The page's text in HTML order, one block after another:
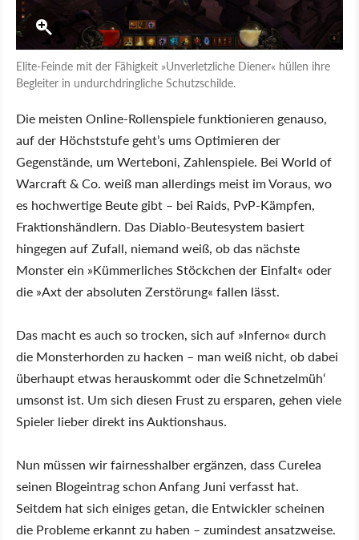
Elite-Feinde mit der Fähigkeit »Unverletzliche Diener« hüllen ihre
Begleiter in undurchdringliche Schutzschilde.
Die meisten Online-Rollenspiele funktionieren genauso,
auf der Höchststufe geht’s ums Optimieren der
Gegenstände, um Werteboni, Zahlenspiele. Bei World of
Warcraft & Co. weiß man allerdings meist im Voraus, wo
es hochwertige Beute gibt – bei Raids, PvP-Kämpfen,
Fraktionshändlern. Das Diablo-Beutesystem basiert
hingegen auf Zufall, niemand weiß, ob das nächste
Monster ein »Kümmerliches Stöckchen der Einfalt« oder
die »Axt der absoluten Zerstörung« fallen lässt.
Das macht es auch so trocken, sich auf »Inferno« durch
die Monsterhorden zu hacken – man weiß nicht, ob dabei
überhaupt etwas herauskommt oder die Schnetzelmüh‘
umsonst ist. Um sich diesen Frust zu ersparen, gehen viele
Spieler lieber direkt ins Auktionshaus.
Nun müssen wir fairnesshalber ergänzen, dass Curelea
seinen Blogeintrag schon Anfang Juni verfasst hat.
Seitdem hat sich einiges getan, die Entwickler scheinen
die Probleme erkannt zu haben – zumindest ansatzweise.